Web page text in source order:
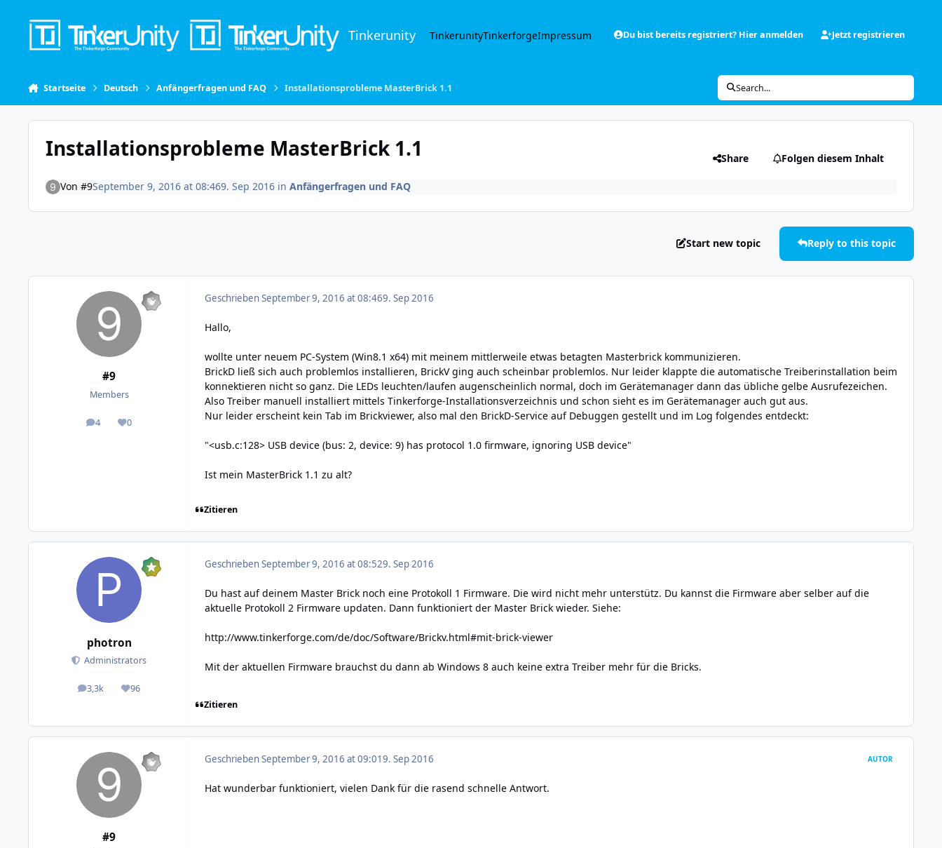
Tinkerunity TinkerunityTinkerforgeImpressum Du bist bereits registriert? Hier anmelden Jetzt registrieren
Startseite Deutsch Anfängerfragen und FAQ Installationsprobleme MasterBrick 1.1 Search...
Installationsprobleme MasterBrick 1.1 Share Folgen diesem Inhalt
Von #9September 9, 2016 at 08:469. Sep 2016in Anfängerfragen und FAQ
Start new topic Reply to this topic
#9
Members
4
posts 0
Reputation
GeschriebenSeptember 9, 2016 at 08:469. Sep 2016
Hallo,
wollte unter neuem PC-System (Win8.1 x64) mit meinem mittlerweile etwas betagten Masterbrick kommunizieren.
BrickD ließ sich auch problemlos installieren, BrickV ging auch scheinbar problemlos. Nur leider klappte die automatische Treiberinstallation beim
konnektieren nicht so ganz. Die LEDs leuchten/laufen augenscheinlich normal, doch im Gerätemanager dann das übliche gelbe Ausrufezeichen.
Also Treiber manuell installiert mittels Tinkerforge-Installationsverzeichnis und schon sieht es im Gerätemanager auch gut aus.
Nur leider erscheint kein Tab im Brickviewer, also mal den BrickD-Service auf Debuggen gestellt und im Log folgendes entdeckt:
"<usb.c:128> USB device (bus: 2, device: 9) has protocol 1.0 firmware, ignoring USB device"
Ist mein MasterBrick 1.1 zu alt?
Zitieren
photron
Administrators
3,3k
posts 96
Reputation
GeschriebenSeptember 9, 2016 at 08:529. Sep 2016
Du hast auf deinem Master Brick noch eine Protokoll 1 Firmware. Die wird nicht mehr unterstütz. Du kannst die Firmware aber selber auf die
aktuelle Protokoll 2 Firmware updaten. Dann funktioniert der Master Brick wieder. Siehe:
http://www.tinkerforge.com/de/doc/Software/Brickv.html#mit-brick-viewer
Mit der aktuellen Firmware brauchst du dann ab Windows 8 auch keine extra Treiber mehr für die Bricks.
Zitieren
#9
GeschriebenSeptember 9, 2016 at 09:019. Sep 2016 AUTOR
Hat wunderbar funktioniert, vielen Dank für die rasend schnelle Antwort.